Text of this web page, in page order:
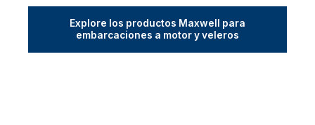
Explore los productos Maxwell para
embarcaciones a motor y veleros